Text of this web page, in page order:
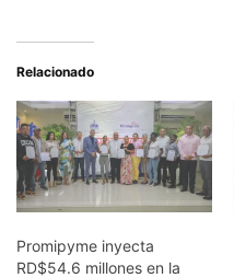
Relacionado
Promipyme inyecta
RD$54.6 millones en la